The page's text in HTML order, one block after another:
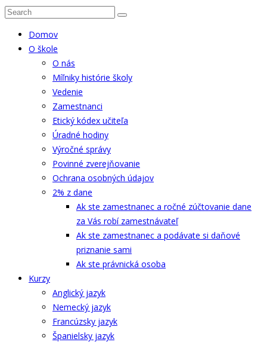
Domov
O škole
O nás
Míľniky histórie školy
Vedenie
Zamestnanci
Etický kódex učiteľa
Úradné hodiny
Výročné správy
Povinné zverejňovanie
Ochrana osobných údajov
2% z dane
Ak ste zamestnanec a ročné zúčtovanie dane
za Vás robí zamestnávateľ
Ak ste zamestnanec a podávate si daňové
priznanie sami
Ak ste právnická osoba
Kurzy
Anglický jazyk
Nemecký jazyk
Francúzsky jazyk
Španielsky jazyk